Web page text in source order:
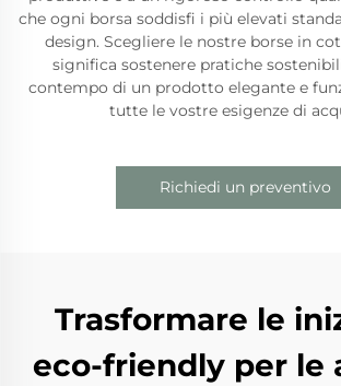
che ogni borsa soddisfi i più elevati
design. Scegliere le nostre borse in
significa sostenere pratiche
contempo di un prodotto elegante e
tutte le vostre esigenze di
Richiedi un preventivo
Trasformare le
eco-friendly per le